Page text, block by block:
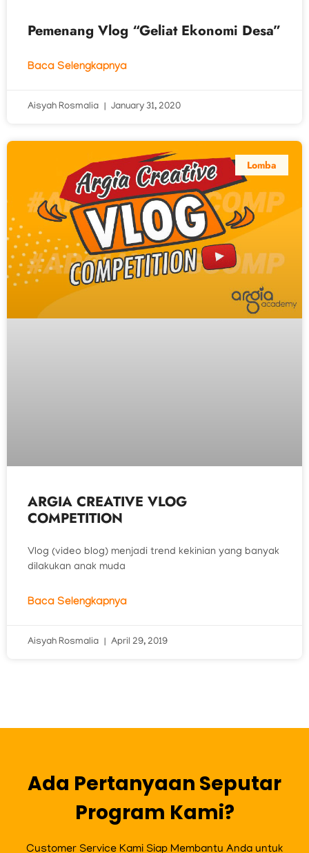
Pemenang Vlog “Geliat Ekonomi Desa”
Baca Selengkapnya
Aisyah Rosmalia January 31, 2020
Lomba
ARGIA CREATIVE VLOG
COMPETITION
Vlog (video blog) menjadi trend kekinian yang banyak
dilakukan anak muda
Baca Selengkapnya
Aisyah Rosmalia April 29, 2019
Ada Pertanyaan Seputar
Program Kami?
Customer Service Kami Siap Membantu Anda untuk